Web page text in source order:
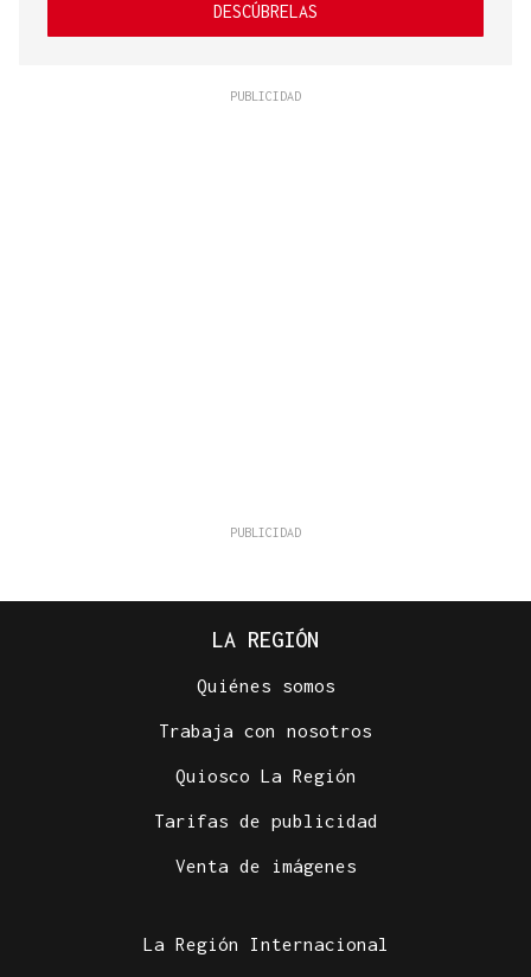
DESCÚBRELAS
LA REGIÓN
Quiénes somos
Trabaja con nosotros
Quiosco La Región
Tarifas de publicidad
Venta de imágenes
La Región Internacional